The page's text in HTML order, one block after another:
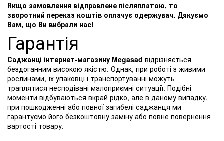
Якщо замовлення відправлене післяплатою, то
зворотний переказ коштів оплачує одержувач. Дякуємо
Вам, що Ви вибрали нас!
Гарантія
Саджанці інтернет-магазину Megasad відрізняється
бездоганним високою якістю. Однак, при роботі з живими
рослинами, їх упаковці і транспортуванні можуть
траплятися несподівані малоприємні ситуації. Подібні
моменти відбуваються вкрай рідко, але в даному випадку,
при пошкодженні або повної загибелі саджанця ми
гарантуємо його безкоштовну заміну або повне повернення
вартості товару.